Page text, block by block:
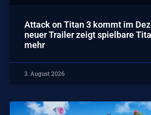
Attack on Titan 3 kommt im
neuer Trailer zeigt spielbare
mehr
3. August 2026